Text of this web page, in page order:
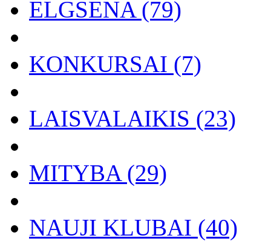
ELGSENA (79)
KONKURSAI (7)
LAISVALAIKIS (23)
MITYBA (29)
NAUJI KLUBAI (40)